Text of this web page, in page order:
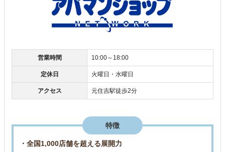
営業時間 10:00～18:00
定休日 火曜日・水曜日
アクセス 元住吉駅徒歩2分
特徴
・全国1,000店舗を超える展開力